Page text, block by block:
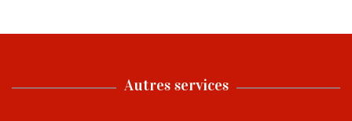
Autres services